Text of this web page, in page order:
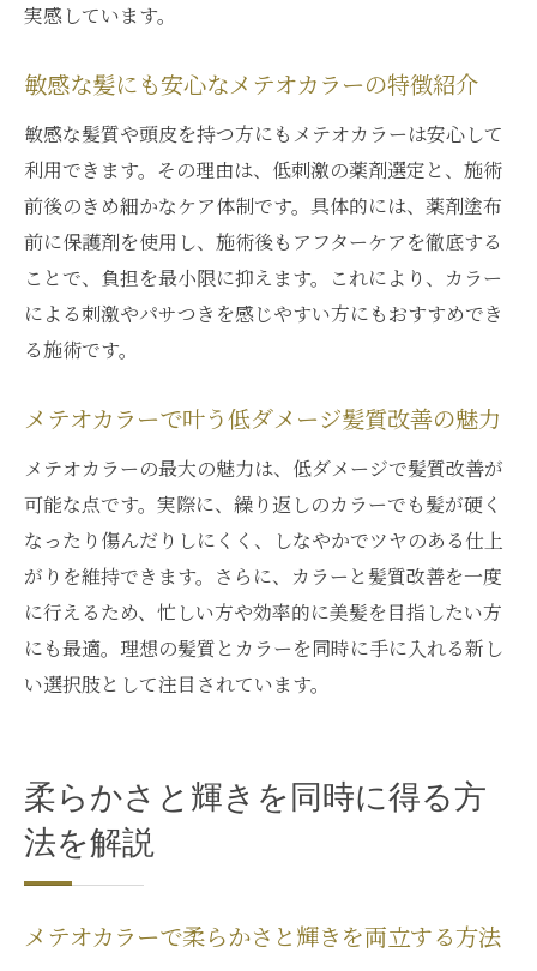
実感しています。
敏感な髪にも安心なメテオカラーの特徴紹介
敏感な髪質や頭皮を持つ方にもメテオカラーは安心して
利用できます。その理由は、低刺激の薬剤選定と、施術
前後のきめ細かなケア体制です。具体的には、薬剤塗布
前に保護剤を使用し、施術後もアフターケアを徹底する
ことで、負担を最小限に抑えます。これにより、カラー
による刺激やパサつきを感じやすい方にもおすすめでき
る施術です。
メテオカラーで叶う低ダメージ髪質改善の魅力
メテオカラーの最大の魅力は、低ダメージで髪質改善が
可能な点です。実際に、繰り返しのカラーでも髪が硬く
なったり傷んだりしにくく、しなやかでツヤのある仕上
がりを維持できます。さらに、カラーと髪質改善を一度
に行えるため、忙しい方や効率的に美髪を目指したい方
にも最適。理想の髪質とカラーを同時に手に入れる新し
い選択肢として注目されています。
柔らかさと輝きを同時に得る方
法を解説
メテオカラーで柔らかさと輝きを両立する方法